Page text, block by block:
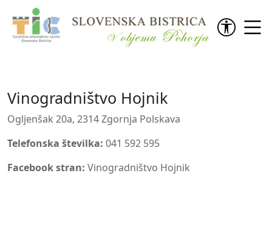
Preskoči na vsebino
Vinogradništvo Hojnik
Ogljenšak 20a, 2314 Zgornja Polskava
Telefonska številka: 041 592 595
Facebook stran: Vinogradništvo Hojnik